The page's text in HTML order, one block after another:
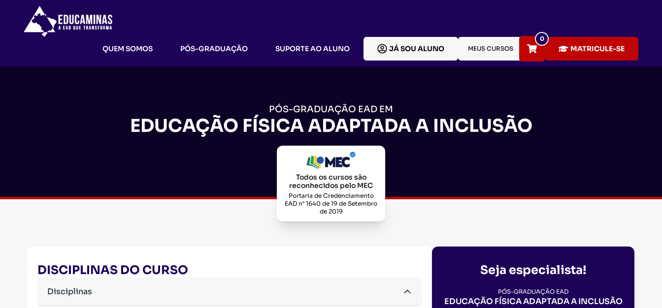
QUEM SOMOS PÓS-GRADUAÇÃO SUPORTE AO ALUNO JÁ SOU ALUNO MEUS CURSOS
0
MATRICULE-SE
PÓS-GRADUAÇÃO EAD EM
EDUCAÇÃO FÍSICA ADAPTADA A INCLUSÃO
Todos os cursos são
reconhecidos pelo MEC
Portaria de Credenciamento
EAD n° 1640 de 19 de Setembro
de 2019
DISCIPLINAS DO CURSO
Disciplinas
Seja especialista!
PÓS-GRADUAÇÃO EAD
EDUCAÇÃO FÍSICA ADAPTADA A INCLUSÃO